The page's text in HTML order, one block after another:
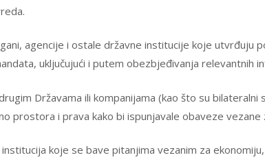
agencije i ostale državne institucije koje utvrđuju
uključujući i putem obezbjeđivanja relevantnih
Državama ili kompanijama (kao što su
prostora i prava kako bi ispunjavale obaveze vezane
koje se bave pitanjima vezanim za